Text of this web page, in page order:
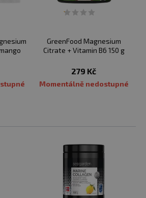
GreenFood Magnesium
Citrate + Vitamin B6 150 g
279 Kč
Momentálně nedostupné